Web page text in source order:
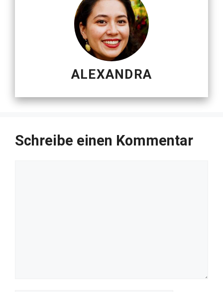
ALEXANDRA
Schreibe einen Kommentar